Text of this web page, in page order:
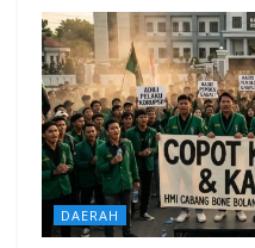
DAERAH